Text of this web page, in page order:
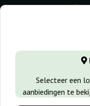
Selecteer een
aanbiedingen te
GanjaFarmer.nl